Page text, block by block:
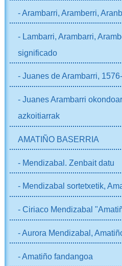
- Arambarri, Aramberri,
- Lambarri, Arambarri,
significado
- Juanes de Arambarri,
- Juanes Arambarri
azkoitiarrak
AMATIÑO BASERRIA
- Mendizabal. Zenbait datu
- Mendizabal sortetxetik,
- Ciriaco Mendizabal
- Aurora Mendizabal,
- Amatiño fandangoa